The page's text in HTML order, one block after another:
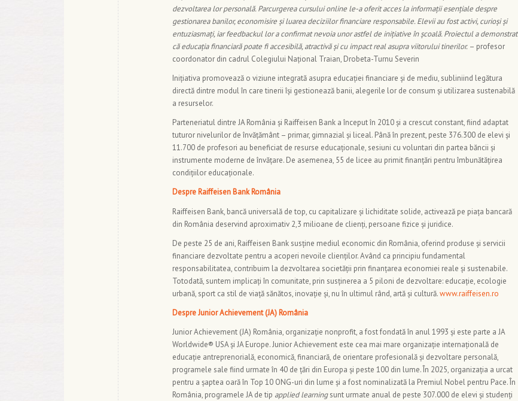
dezvoltarea lor personală. Parcurgerea cursului online le-a oferit acces la informații esențiale despre
gestionarea banilor, economisire și luarea deciziilor financiare responsabile. Elevii au fost activi, curioși și
entuziasmați, iar feedbackul lor a confirmat nevoia unor astfel de inițiative în școală. Proiectul a demonstrat
că educația financiară poate fi accesibilă, atractivă și cu impact real asupra viitorului tinerilor. – profesor
coordonator din cadrul Colegiului Național Traian, Drobeta-Turnu Severin
Inițiativa promovează o viziune integrată asupra educației financiare și de mediu, subliniind legătura
directă dintre modul în care tinerii își gestionează banii, alegerile lor de consum și utilizarea sustenabilă
a resurselor.
Parteneriatul dintre JA România și Raiffeisen Bank a început în 2010 și a crescut constant, fiind adaptat
tuturor nivelurilor de învățământ – primar, gimnazial și liceal. Până în prezent, peste 376.300 de elevi și
11.700 de profesori au beneficiat de resurse educaționale, sesiuni cu voluntari din partea băncii și
instrumente moderne de învățare. De asemenea, 55 de licee au primit finanțări pentru îmbunătățirea
condițiilor educaționale.
Despre Raiffeisen Bank România
Raiffeisen Bank, bancă universală de top, cu capitalizare și lichiditate solide, activează pe piața bancară
din România deservind aproximativ 2,3 milioane de clienți, persoane fizice și juridice.
De peste 25 de ani, Raiffeisen Bank susține mediul economic din România, oferind produse și servicii
financiare dezvoltate pentru a acoperi nevoile clienților. Având ca principiu fundamental
responsabilitatea, contribuim la dezvoltarea societății prin finanțarea economiei reale și sustenabile.
Totodată, suntem implicați în comunitate, prin susținerea a 5 piloni de dezvoltare: educație, ecologie
urbană, sport ca stil de viață sănătos, inovație și, nu în ultimul rând, artă și cultură.www.raiffeisen.ro
Despre Junior Achievement (JA) România
Junior Achievement (JA) România, organizație nonprofit, a fost fondată în anul 1993 și este parte a JA
Worldwide® USA și JA Europe. Junior Achievement este cea mai mare organizație internațională de
educație antreprenorială, economică, financiară, de orientare profesională și dezvoltare personală,
programele sale fiind urmate în 40 de țări din Europa și peste 100 din lume. În 2025, organizația a urcat
pentru a șaptea oară în Top 10 ONG-uri din lume și a fost nominalizată la Premiul Nobel pentru Pace. În
România, programele JA de tip applied learningsunt urmate anual de peste 307.000 de elevi și studenți